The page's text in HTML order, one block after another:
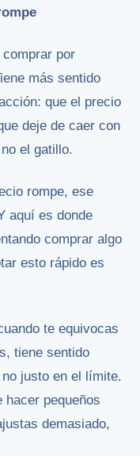
por
más sentido
que el precio
deje de caer con
el gatillo.
rompe, ese
aquí es donde
comprar algo
esto rápido es
te equivocas
tiene sentido
justo en el límite.
hacer pequeños
demasiado,